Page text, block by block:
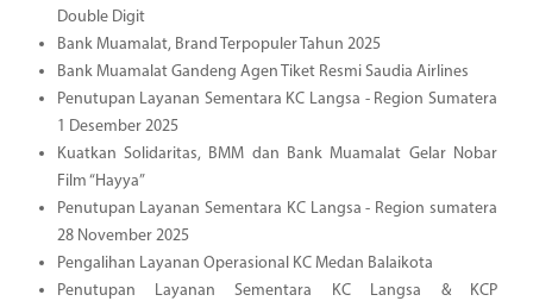
Double Digit
Bank Muamalat, Brand Terpopuler Tahun 2025
Bank Muamalat Gandeng Agen Tiket Resmi Saudia Airlines
Penutupan Layanan Sementara KC Langsa - Region Sumatera
1 Desember 2025
Kuatkan Solidaritas, BMM dan Bank Muamalat Gelar Nobar
Film “Hayya”
Penutupan Layanan Sementara KC Langsa - Region sumatera
28 November 2025
Pengalihan Layanan Operasional KC Medan Balaikota
Penutupan Layanan Sementara KC Langsa & KCP